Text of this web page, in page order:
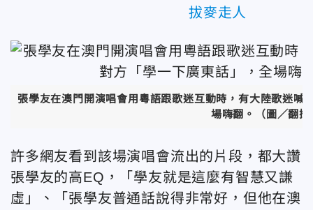
拔麥走人
張學友在澳門開演唱會用粵語跟歌迷互動時，有大陸歌迷
場嗨翻。（圖／翻
許多網友看到該場演唱會流出的片段，都大讚
張學友的高EQ，「學友就是這麼有智慧又謙
虛」、「張學友普通話說得非常好，但他在澳